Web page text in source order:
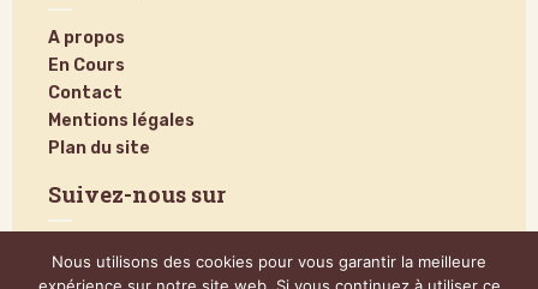
A propos
En Cours
Contact
Mentions légales
Plan du site
Suivez-nous sur
Nous utilisons des cookies pour vous garantir la meilleure